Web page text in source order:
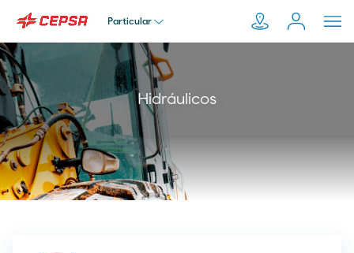
Particular
Particular
Empresa
Distribuidor
Pesquisar
em
Moeve.pt
Hidráulicos